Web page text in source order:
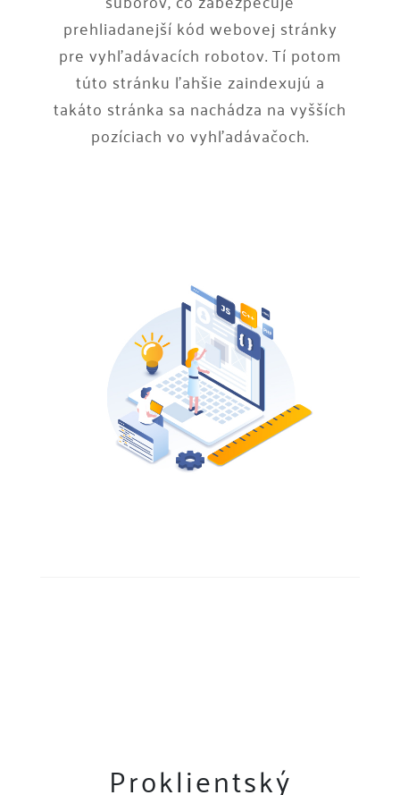
prehliadanejší kód webovej stránky
pre vyhľadávacích robotov. Tí potom
túto stránku ľahšie zaindexujú a
takáto stránka sa nachádza na vyšších
pozíciach vo vyhľadávačoch.
Proklientský